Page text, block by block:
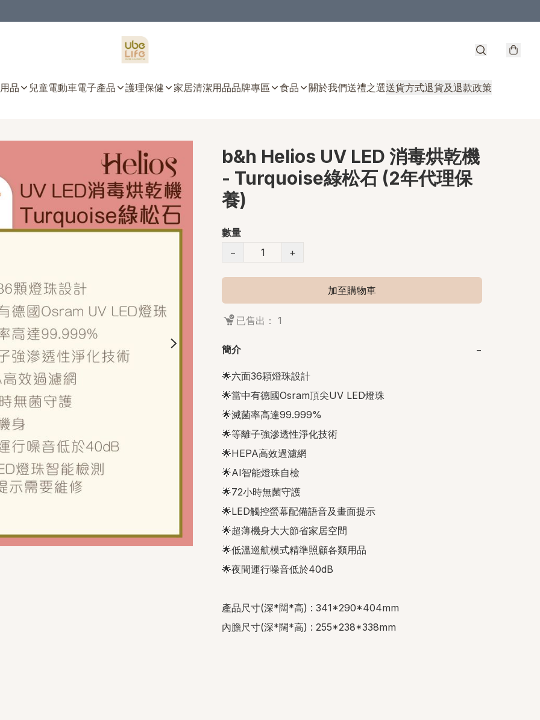
品 兒童電動車電子產品 護理保健 家居清潔用品品牌專區 食品 關於我們送禮之選送貨方式退貨及退款政策
b&h Helios UV LED 消毒烘乾機
- Turquoise綠松石 (2年代理保
養)
數量
−
+
加至購物車
已售出： 1
簡介 −
🌟六面36顆燈珠設計
🌟當中有德國Osram頂尖UV LED燈珠
🌟滅菌率高達99.999%
🌟等離子強滲透性淨化技術
🌟HEPA高效過濾網
🌟AI智能燈珠自檢
🌟72小時無菌守護
🌟LED觸控螢幕配備語音及畫面提示
🌟超薄機身大大節省家居空間
🌟低溫巡航模式精準照顧各類用品
🌟夜間運行噪音低於40dB
產品尺寸(深*闊*高) : 341*290*404mm
內膽尺寸(深*闊*高) : 255*238*338mm